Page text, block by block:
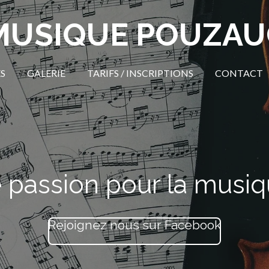
GALERIE TARIFS / INSCRIPTIONS CONTACT
passion pour la
Rejoignez nous sur Facebook